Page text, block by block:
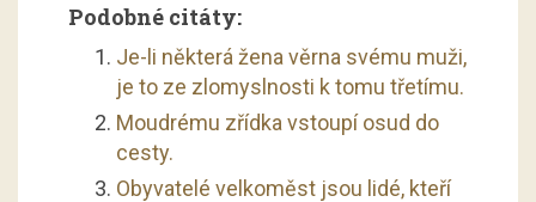
Podobné citáty:
Je-li některá žena věrna svému muži,
je to ze zlomyslnosti k tomu třetímu.
Moudrému zřídka vstoupí osud do
cesty.
Obyvatelé velkoměst jsou lidé, kteří